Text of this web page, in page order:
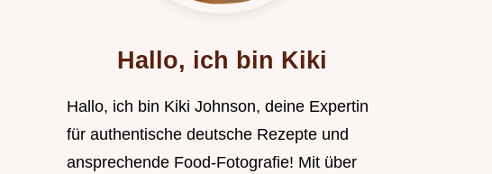
Hallo, ich bin Kiki
Hallo, ich bin Kiki Johnson, deine Expertin
für authentische deutsche Rezepte und
ansprechende Food-Fotografie! Mit über